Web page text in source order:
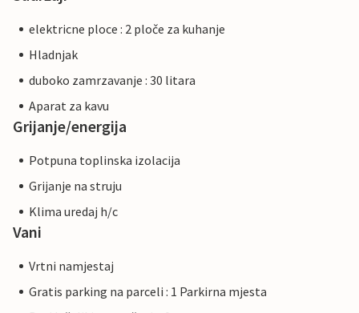
elektricne ploce : 2 ploče za kuhanje
Hladnjak
duboko zamrzavanje : 30 litara
Aparat za kavu
Grijanje/energija
Potpuna toplinska izolacija
Grijanje na struju
Klima uredaj h/c
Vani
Vrtni namjestaj
Gratis parking na parceli : 1 Parkirna mjesta